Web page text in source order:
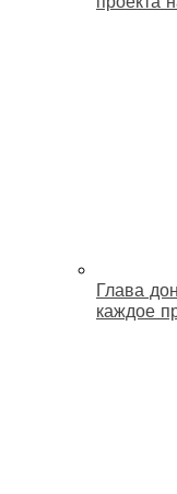
Глава
каждое